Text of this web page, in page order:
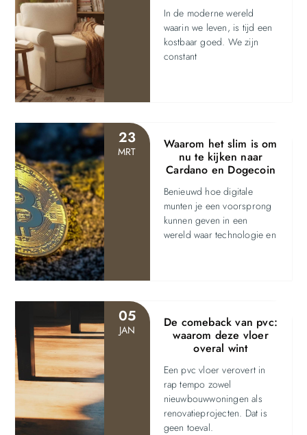
In de moderne wereld
waarin we leven, is tijd een
kostbaar goed. We zijn
constant
23
MRT
Waarom het slim is om
nu te kijken naar
Cardano en Dogecoin
Benieuwd hoe digitale
munten je een voorsprong
kunnen geven in een
wereld waar technologie en
05
JAN
De comeback van pvc:
waarom deze vloer
overal wint
Een pvc vloer verovert in
rap tempo zowel
nieuwbouwwoningen als
renovatieprojecten. Dat is
geen toeval.